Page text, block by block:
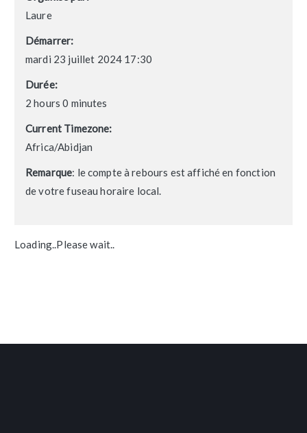
Laure
Démarrer:
mardi 23 juillet 2024 17:30
Durée:
2 hours 0 minutes
Current Timezone:
Africa/Abidjan
Remarque: le compte à rebours est affiché en fonction
de votre fuseau horaire local.
Loading..Please wait..